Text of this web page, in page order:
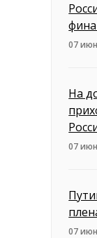
07
На
07
07